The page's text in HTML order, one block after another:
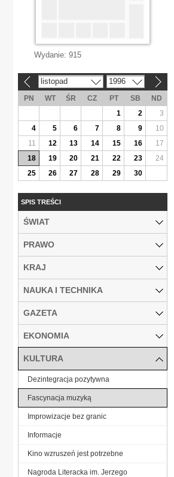
Wydanie: 915
listopad 1996
PN WT ŚR CZ PT SB
ND
1
2
3
4
5 6 7 8 9
10
11
12 13 14 15 16
17
18
19 20 21 22 23
24
25
26 27 28 29 30
SPIS TREŚCI
ŚWIAT
PRAWO
KRAJ
NAUKA I TECHNIKA
GAZETA
EKONOMIA
KULTURA
Dezintegracja pozytywna
Fascynacja muzyką
Improwizacje bez granic
Informacje
Kino wzruszeń jest potrzebne
Nagroda Literacka im. Jerzego